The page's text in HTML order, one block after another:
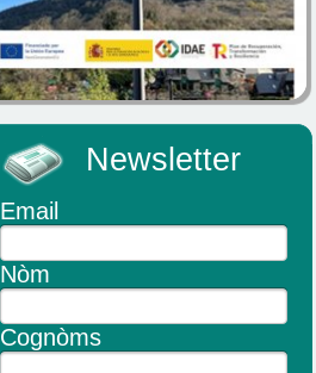
Newsletter
Email
Nòm
Cognòms